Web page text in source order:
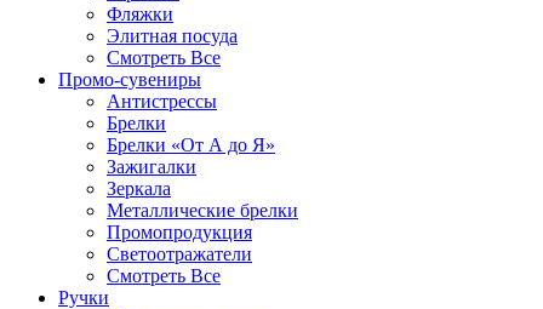
Фляжки
Элитная посуда
Смотреть Все
Промо-сувениры
Антистрессы
Брелки
Брелки «От А до Я»
Зажигалки
Зеркала
Металлические брелки
Промопродукция
Светоотражатели
Смотреть Все
Ручки